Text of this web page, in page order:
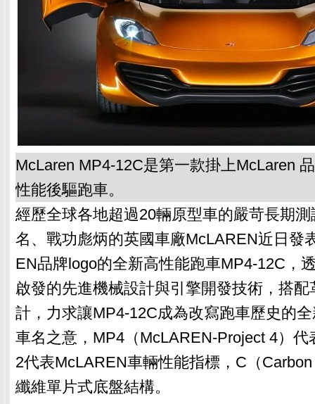
McLaren MP4-12C是第一款掛上McLaren
性能後驅跑車。
經歷全球各地超過20輛原型車的嚴苛長期
名、戰功彪炳的英國車廠McLAREN近日發
EN品牌logo的全新高性能跑車MP4-12C，
啟發的先進機械設計與引擎開發技術，搭
計，力求讓MP4-12C成為改寫跑車歷史的
車名之意，MP4（McLAREN-Project 4）代
2代表McLAREN車輛性能指標，C（
纖維單片式底盤結構。